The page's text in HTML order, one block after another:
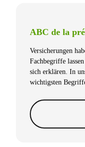
ABC de la
Versicherungen
Fachbegriffe
sich erklären. In
wichtigsten